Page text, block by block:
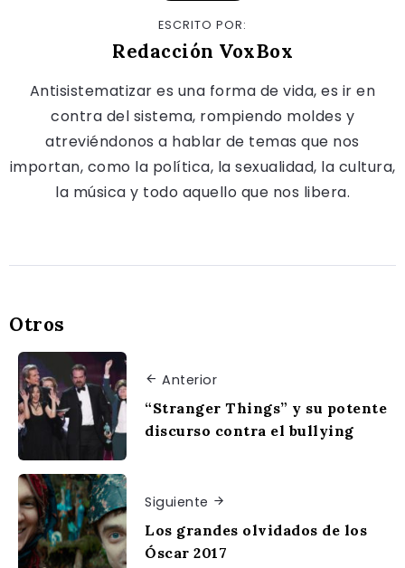
ESCRITO POR:
Redacción VoxBox
Antisistematizar es una forma de vida, es ir en
contra del sistema, rompiendo moldes y
atreviéndonos a hablar de temas que nos
importan, como la política, la sexualidad, la cultura,
la música y todo aquello que nos libera.
Otros
Anterior
“Stranger Things” y su potente
discurso contra el bullying
Siguiente
Los grandes olvidados de los
Óscar 2017